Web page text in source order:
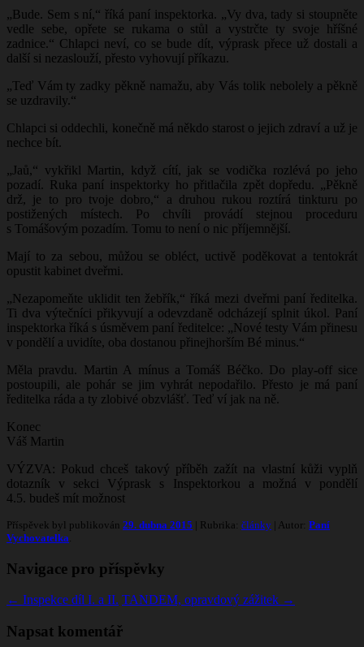
„Bude. Sem s ní,“ říká paní inspektorka. „Vy dva, tady si stoupněte
vedle sebe, opřete se rukama o stůl a vystrčte ty svoje hříšné
zadnice.“ Chlapci neví, co se bude dít, výprask přece už dostali a
další si nezaslouží, přesto vyhovují příkazu.
„Teď Vám ty zadky pěkně namažu, aby Vás tolik nebolely a pěkně
se uzdravily.“
Chlapci si oddechli, konečně má někdo starost o jejich zdraví a už je
nechce bít.
„Jaů,“ vykřikl Martin, když cítí, jak se vodička rozlévá po jeho
pozadí. Ruka paní inspektorky ho přitlačila zpět dopředu. „Pěkně
drž, je to pro tvoje dobro,“ a druhou rukou roztírá tinkturu po
postižených místech. Po chvíli provádí stejnou proceduru
s Tomášovým pozadím. Tomu to není o nic příjemnější.
Mají to za sebou, můžou se obléct, uctivě poděkovat a tentokrát
opustit kabinet dveřmi.
„Nezapomeňte uklidit ten žebřík,“ říká mezi dveřmi paní ředitelka.
Ti dva výtečníci přikyvují a odevzdaně odcházejí splnit úkol. Paní
inspektorka říká s úsměvem paní ředitelce: „Nové testy Vám přinesu
v pondělí a uvidíte, oba dostanou přinejhorším Bé minus.“
Měla pravdu. Martin A mínus a Tomáš Béčko. Do play-off sice
postoupili, ale pohár se jim vyhrát nepodařilo. Přesto je má paní
ředitelka ráda a ty zlobivé obzvlášť. Teď ví jak na ně.
Konec
Váš Martin
VÝZVA: Pokud chceš takový příběh zažít na vlastní kůži vyplň
dotazník v sekci Výprask s Inspektorkou a možná v pondělí
4.5. budeš mít možnost
Příspěvek byl publikován 29. dubna 2015 | Rubrika: články | Autor: Paní
Vychovatelka
Navigace pro příspěvky
← Inspekce díl I. a II. TANDEM, opravdový zážitek →
Napsat komentář